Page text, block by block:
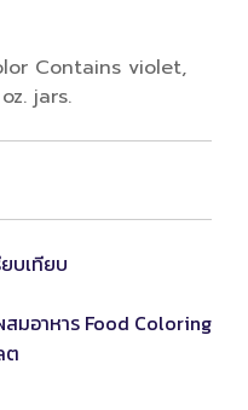
Contains violet,
jars.
บเทียบ
มอาหาร Food Coloring
ต